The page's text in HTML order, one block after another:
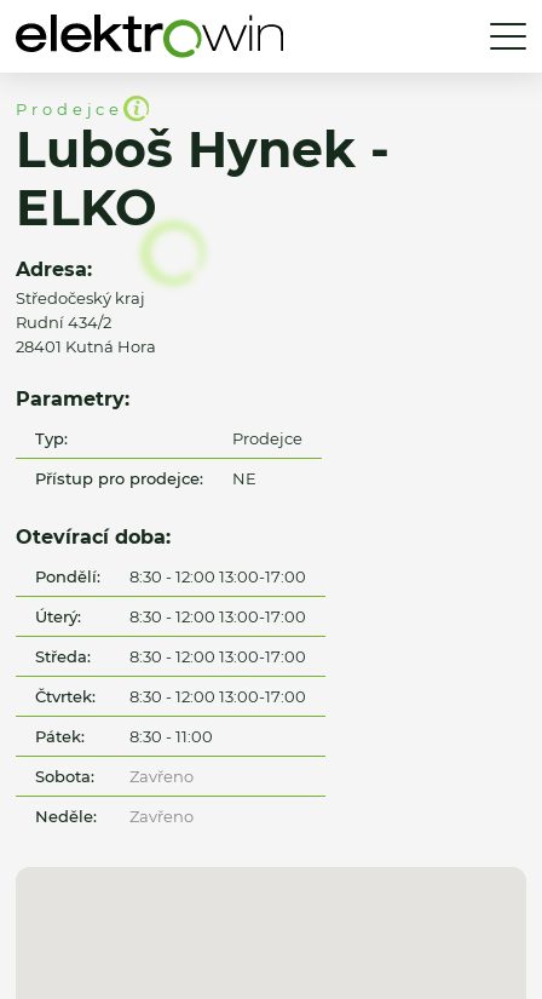
Prodejce
Luboš Hynek -
ELKO
Adresa:
Středočeský kraj
Rudní 434/2
28401 Kutná Hora
Parametry:
Typ: Prodejce
Přístup pro prodejce: NE
Otevírací doba:
Pondělí: 8:30 - 12:00 13:00-17:00
Úterý: 8:30 - 12:00 13:00-17:00
Středa: 8:30 - 12:00 13:00-17:00
Čtvrtek: 8:30 - 12:00 13:00-17:00
Pátek: 8:30 - 11:00
Sobota: Zavřeno
Neděle: Zavřeno